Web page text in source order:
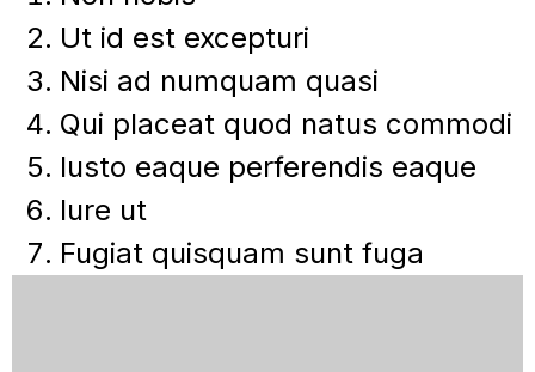
Ut id est excepturi
Nisi ad numquam quasi
Qui placeat quod natus commodi
Iusto eaque perferendis eaque
Iure ut
Fugiat quisquam sunt fuga